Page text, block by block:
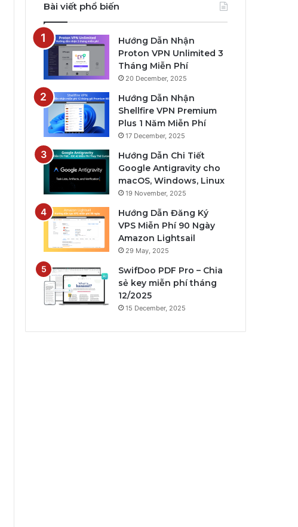
Bài viết phổ biến
Hướng Dẫn Nhận
Proton VPN Unlimited 3
Tháng Miễn Phí
20 December, 2025
Hướng Dẫn Nhận
Shellfire VPN Premium
Plus 1 Năm Miễn Phí
17 December, 2025
Hướng Dẫn Chi Tiết
Google Antigravity cho
macOS, Windows, Linux
19 November, 2025
Hướng Dẫn Đăng Ký
VPS Miễn Phí 90 Ngày
Amazon Lightsail
29 May, 2025
SwifDoo PDF Pro – Chia
sẻ key miễn phí tháng
12/2025
15 December, 2025